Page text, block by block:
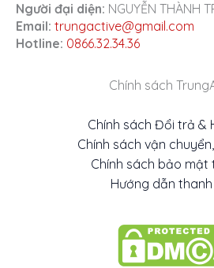
Người đại diện: NGUYỄN THÀNH
Email: trungactive@gmail.com
Hotline: 0866.32.34.36
Chính sách
Chính sách Đổi trả &
Chính sách vận
Chính sách bảo mật
Hướng dẫn